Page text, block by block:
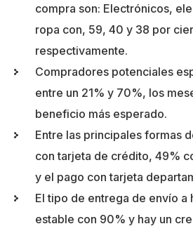
compra son: Electrónicos,
ropa con, 59, 40 y 38 por
respectivamente.
Compradores potenciales
entre un 21% y 70%, los
beneficio más esperado.
Entre las principales formas
con tarjeta de crédito, 49%
y el pago con tarjeta
El tipo de entrega de envío a
estable con 90% y hay un